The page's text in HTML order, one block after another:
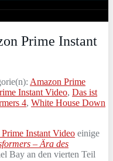
Prime Instant
Amazon Prime
Instant Video, Das ist
4, White House Down
Instant Video einige
– Ära des
Bay an den vierten Teil